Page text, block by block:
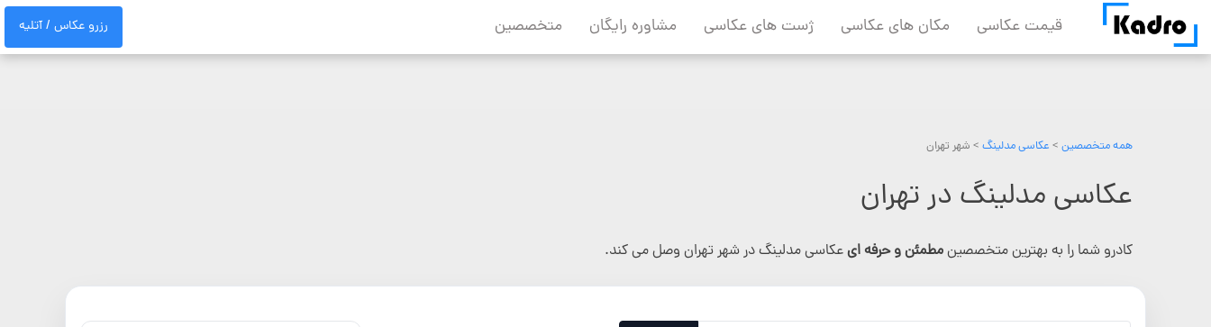
content
قیمت عکاسی مکان های عکاسی ژست های عکاسی مشاوره رایگان متخصصین رزرو عکاس / آتلیه
همه متخصصین > عکاسی مدلینگ > شهر تهران
عکاسی مدلینگ در تهران
کادرو شما را به بهترین متخصصینمطمئن و حرفه ایعکاسی مدلینگ در شهر تهران وصل می کند.